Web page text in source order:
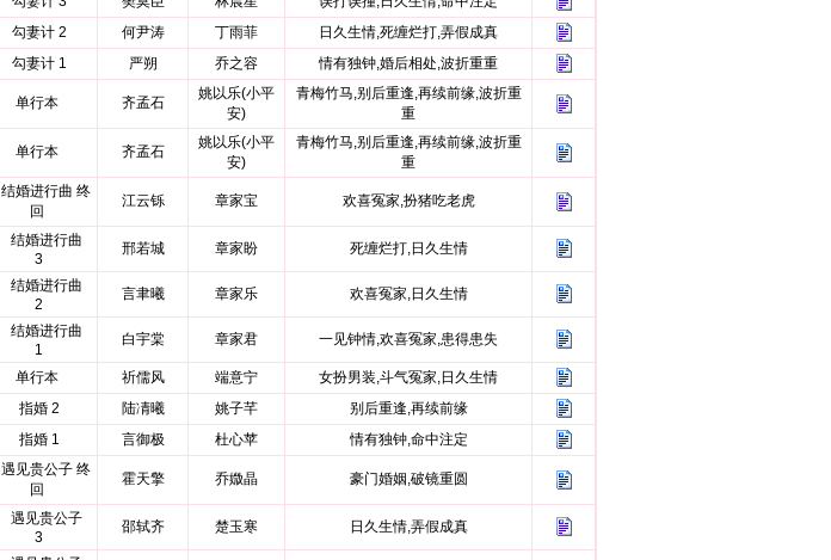
勾妻计 2 何尹涛 丁雨菲
日久生情,死缠烂打,弄假成真
勾妻计 1 严朔 乔之容 情有独钟,婚后相处,波折重重
单行本 齐孟石
姚以乐(小平
安)
青梅竹马,别后重逢,再续前缘,波折重
重
单行本 齐孟石
姚以乐(小平
安)
青梅竹马,别后重逢,再续前缘,波折重
重
结婚进行曲 终
回
江云铄 章家宝 欢喜冤家,扮猪吃老虎
结婚进行曲
3
邢若城 章家盼 死缠烂打,日久生情
结婚进行曲
2
言聿曦 章家乐 欢喜冤家,日久生情
结婚进行曲
1
白宇棠 章家君 一见钟情,欢喜冤家,患得患失
单行本 祈儒风 端意宁
女扮男装,斗气冤家,日久生情
指婚 2 陆凊曦 姚子芊
别后重逢,再续前缘
指婚 1 言御极 杜心苹 情有独钟,命中注定
遇见贵公子 终
回
霍天擎 乔媺晶 豪门婚姻,破镜重圆
遇见贵公子
3
邵轼齐 楚玉寒 日久生情,弄假成真